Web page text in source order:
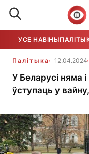
УСЕ НАВІНЫ
Палітыка 12.04.2024
У Беларусі няма
ўступаць у